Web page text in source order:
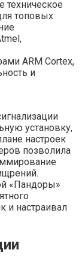
топовых
ARM Cortex,
и
установку,
настроек
позволила
«Пандоры»
и настраивал